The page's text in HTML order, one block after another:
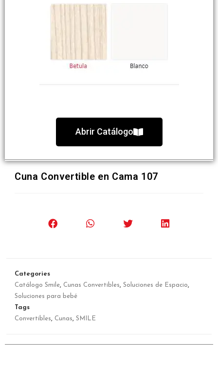
Abrir Catálogo
Cuna Convertible en Cama 107
Categories
Catálogo Smile, Cunas Convertibles, Soluciones de Espacio,
Soluciones para bebé
Tags
Convertibles, Cunas, SMILE